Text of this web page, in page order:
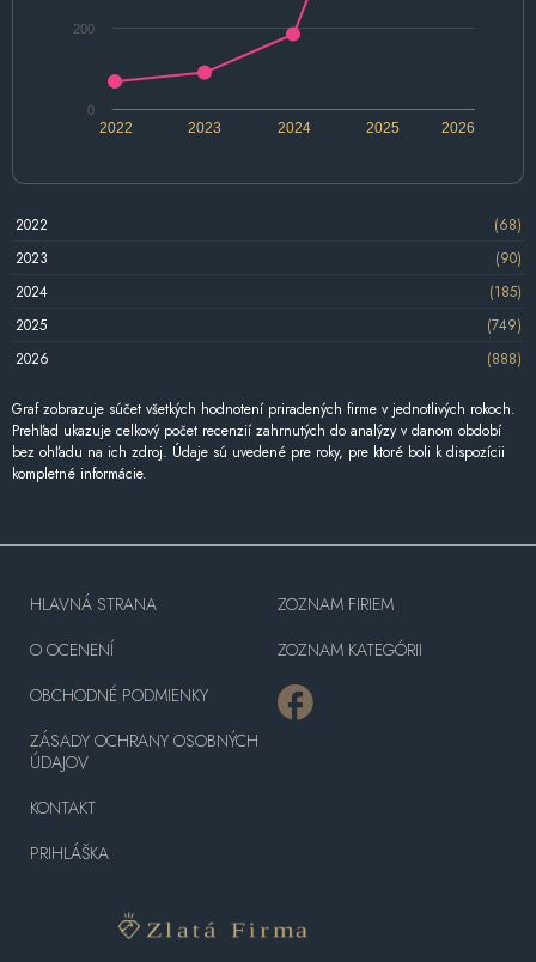
2025
2022 2023 2024 2026
0
200
2022
(68)
2023
(90)
2024
(185)
2025
(749)
2026
(888)
Graf zobrazuje súčet všetkých hodnotení priradených firme v jednotlivých rokoch.
Prehľad ukazuje celkový počet recenzií zahrnutých do analýzy v danom období
bez ohľadu na ich zdroj. Údaje sú uvedené pre roky, pre ktoré boli k dispozícii
kompletné informácie.
HLAVNÁ STRANA
O OCENENÍ
OBCHODNÉ PODMIENKY
ZÁSADY OCHRANY OSOBNÝCH
ÚDAJOV
KONTAKT
PRIHLÁŠKA
ZOZNAM FIRIEM
ZOZNAM KATEGÓRII